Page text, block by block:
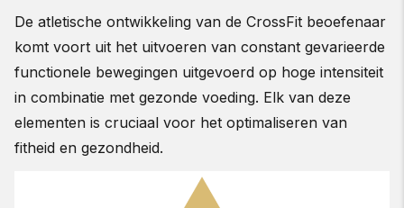
De atletische ontwikkeling van de CrossFit beoefenaar
komt voort uit het uitvoeren van constant gevarieerde
functionele bewegingen uitgevoerd op hoge intensiteit
in combinatie met gezonde voeding. Elk van deze
elementen is cruciaal voor het optimaliseren van
fitheid en gezondheid.